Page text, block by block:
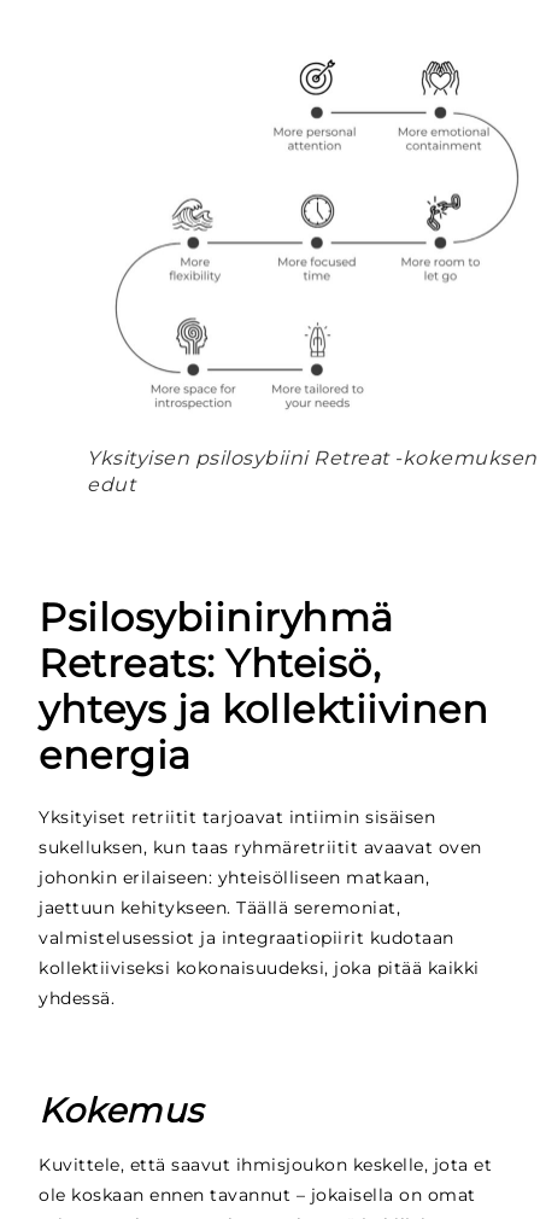
Yksityisen psilosybiini Retreat -kokemuksen
edut
Psilosybiiniryhmä
Retreats: Yhteisö,
yhteys ja kollektiivinen
energia
Yksityiset retriitit tarjoavat intiimin sisäisen
sukelluksen, kun taas ryhmäretriitit avaavat oven
johonkin erilaiseen: yhteisölliseen matkaan,
jaettuun kehitykseen. Täällä seremoniat,
valmistelusessiot ja integraatiopiirit kudotaan
kollektiiviseksi kokonaisuudeksi, joka pitää kaikki
yhdessä.
Kokemus
Kuvittele, että saavut ihmisjoukon keskelle, jota et
ole koskaan ennen tavannut – jokaisella on omat